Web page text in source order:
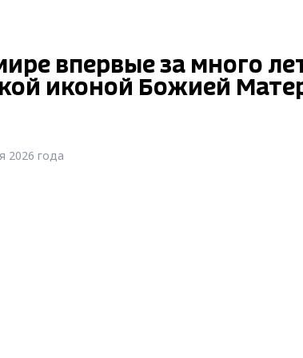
впервые за много
иконой Божией
2026 года